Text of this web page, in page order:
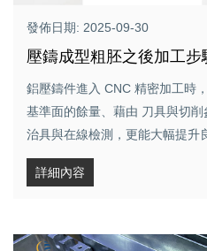
發佈日期: 2025-09-30
壓鑄成型粗胚之後加工步
鋁壓鑄件進入 CNC 精密加工時
基準面的餘量、藉由 刀具與切
治具與在線檢測，更能大幅提升
詳細內容